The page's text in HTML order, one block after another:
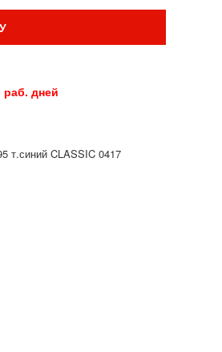
раб. дней
т.синий CLASSIC 0417